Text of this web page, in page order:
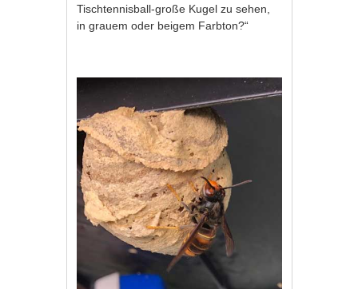
Tischtennisball-große Kugel zu sehen,
in grauem oder beigem Farbton?“